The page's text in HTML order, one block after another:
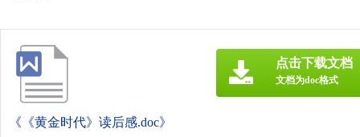
《《黄金时代》读后感.doc》
点击下载文档
文档为doc格式